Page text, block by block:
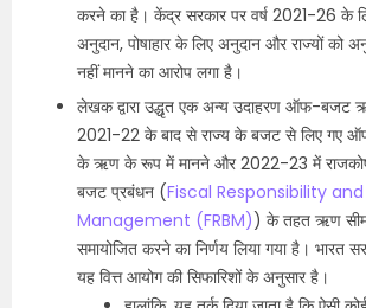
करने का है। केंद्र सरकार पर वर्ष 2021-26 के
अनुदान, पोषाहार के लिए अनुदान और राज्यों को
नहीं मानने का आरोप लगा है।
लेखक द्वारा उद्धृत एक अन्य उदाहरण ऑफ-बजट
2021-22 के बाद से राज्य के बजट से लिए गए
के ऋण के रूप में मानने और 2022-23 में
बजट प्रबंधन (Fiscal Responsibility
Management (FRBM)) के तहत ऋण
समायोजित करने का निर्णय लिया गया है। भारत
यह वित्त आयोग की सिफारिशों के अनुसार है।